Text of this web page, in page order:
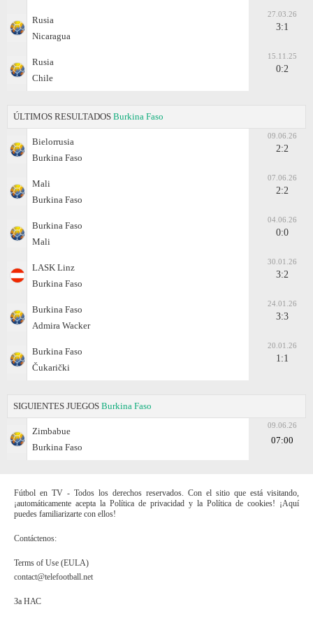
Rusia
Nicaragua
27.03.26
3:1
Rusia
Chile
15.11.25
0:2
ÚLTIMOS RESULTADOS Burkina Faso
Bielorrusia
Burkina Faso
09.06.26
2:2
Mali
Burkina Faso
07.06.26
2:2
Burkina Faso
Mali
04.06.26
0:0
LASK Linz
Burkina Faso
30.01.26
3:2
Burkina Faso
Admira Wacker
24.01.26
3:3
Burkina Faso
Čukarički
20.01.26
1:1
SIGUIENTES JUEGOS Burkina Faso
Zimbabue
Burkina Faso
09.06.26
07:00
Fútbol en TV - Todos los derechos reservados. Con el sitio que está visitando,
¡automáticamente acepta la Política de privacidad y la Política de cookies! ¡Aquí
puedes familiarizarte con ellos!
Contáctenos:
Terms of Use (EULA)
contact@telefootball.net
За НАС